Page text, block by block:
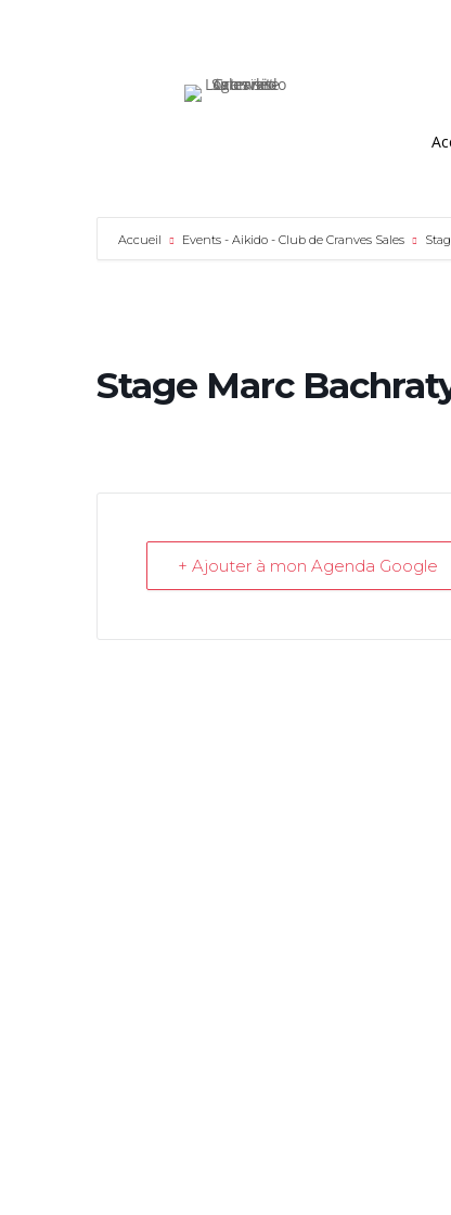
Accueil Events - Aikido - Club de Cranves Sales
Stage Marc
+ Ajouter à mon Agenda Google